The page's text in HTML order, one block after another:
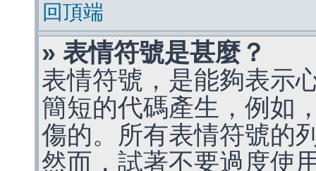
回頂端
» 表情符號是甚麼？
表情符號，是能夠表示
簡短的代碼產生，例如
傷的。所有表情符號的
然而，試著不要過度使